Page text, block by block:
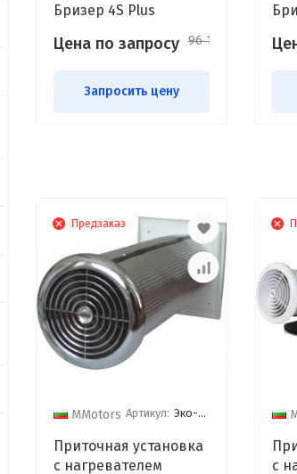
Бризер 4S Plus
Цена по запросу 96 120
Запросить цену
Предзаказ
MMotors Артикул: Эко-Свежесть 03-И Люкс
Приточная установка
с нагревателем
с